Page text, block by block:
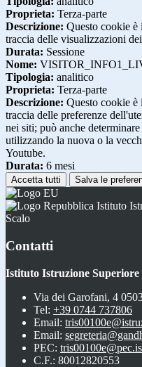
Proprieta: Terza-parte
Descrizione: Questo cookie è
traccia delle visualizzazioni
Durata: Sessione
Nome:
Tipologia: analitico
Proprieta: Terza-parte
Descrizione: Questo cookie è
traccia delle preferenze
nei siti; può anche
utilizzando la nuova o la
Youtube.
Durata: 6 mesi
Accetta tutti Salva le
Istituto
Scalo
Contatti
Istituto Istruzione
Via dei Garofani, 4
Tel: +39 0744 737806
Email:
Email:
PEC:
C.F.: 80012820553